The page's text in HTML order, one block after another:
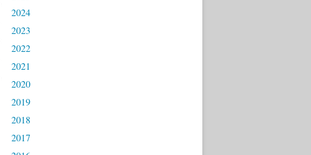
2024
2023
2022
2021
2020
2019
2018
2017